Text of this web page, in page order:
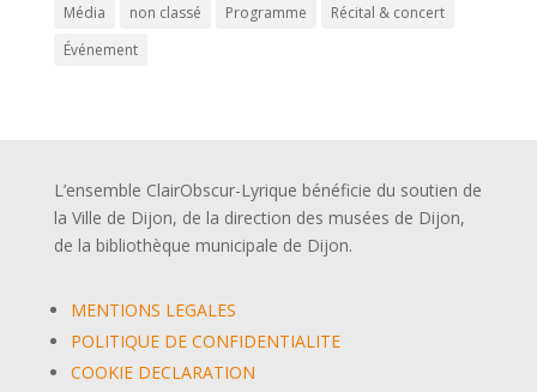
Média
non classé Programme
Récital & concert
Événement
L’ensemble ClairObscur-Lyrique bénéficie du soutien de
la Ville de Dijon, de la direction des musées de Dijon,
de la bibliothèque municipale de Dijon.
MENTIONS LEGALES
POLITIQUE DE CONFIDENTIALITE
COOKIE DECLARATION